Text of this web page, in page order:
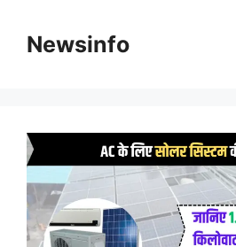
contentNewsinfo